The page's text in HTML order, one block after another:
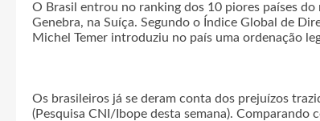
O Brasil entrou no ranking dos 10 piores países
Genebra, na Suíça. Segundo o Índice Global de
Michel Temer introduziu no país uma ordenação
Os brasileiros já se deram conta dos prejuízos
(Pesquisa CNI/Ibope desta semana).